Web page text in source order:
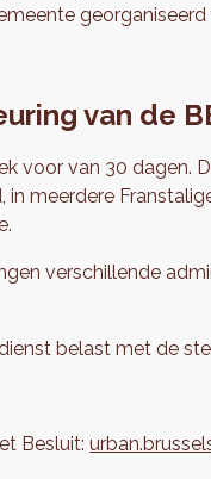
georganiseerd
van de
voor van 30 dagen.
meerdere
verschillende
belast met de
Besluit: